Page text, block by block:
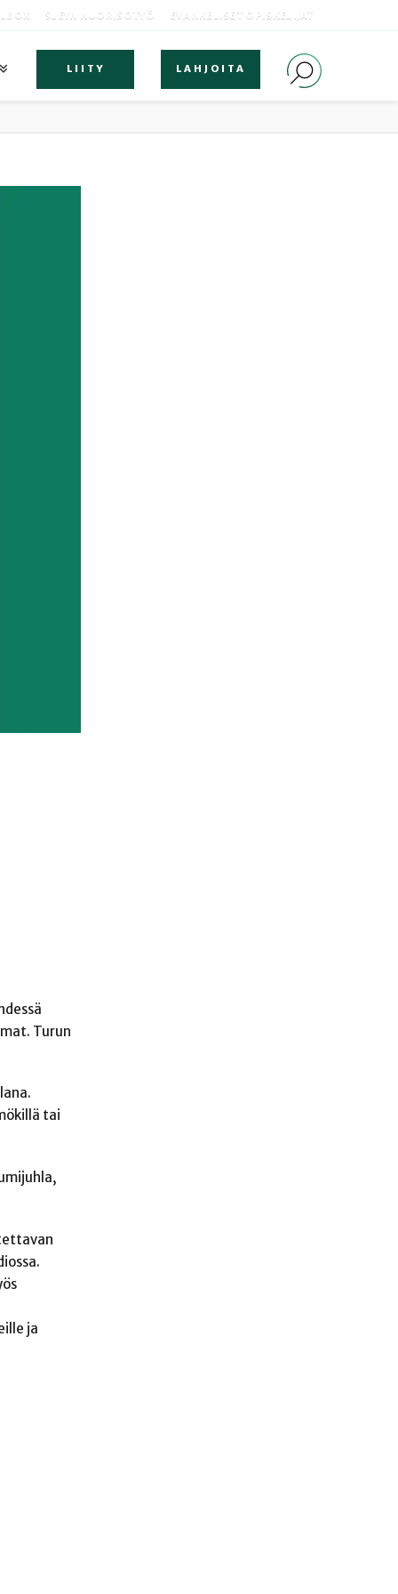
SLEYN NUORISOTYÖ EVANKELISET OPISKELIJAT
LIITY LAHJOITA
Turun
tai
ja